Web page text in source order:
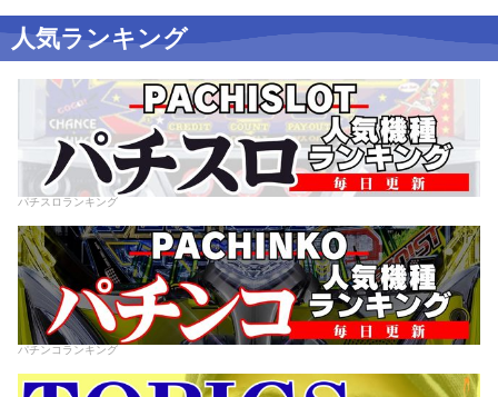
人気ランキング
パチスロランキング
パチンコランキング